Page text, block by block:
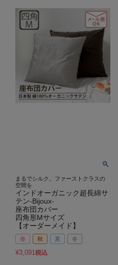
まるでシルク。ファーストクラスの
空間を
インドオーガニック超長綿サ
テン-Bijoux-
座布団カバー
四角形Mサイズ
【オーダーメイド】
春 秋 夏 冬
¥3,091税込